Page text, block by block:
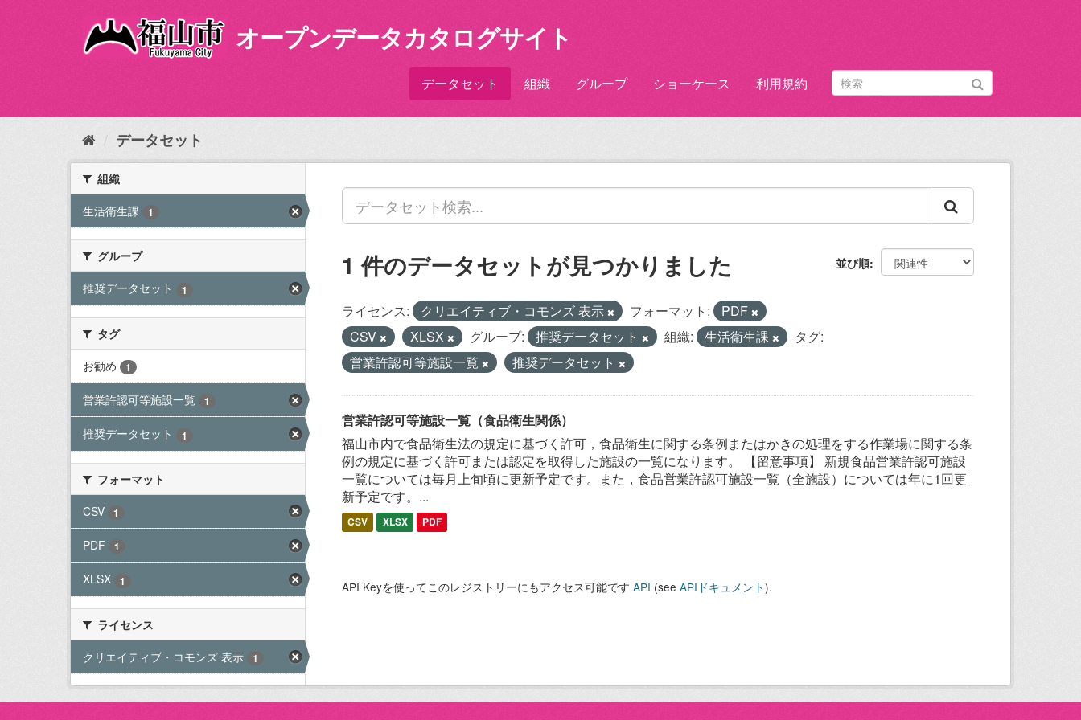
内
オープンデータカタログサイト
データセット 組織 グループ ショーケース 利用規約
データセット
組織
生活衛生課
1
グループ
推奨データセット
1
タグ
お勧め
1
営業許認可等施設一覧 1
推奨データセット 1
フォーマット
CSV
1
PDF 1
XLSX 1
ライセンス
クリエイティブ・コモンズ 表示
1
並び順
1 件のデータセットが見つかりました
ライセンス: クリエイティブ・コモンズ 表示 フォーマット:
PDF
CSV
XLSX グループ: 推奨データセット 組織: 生活衛生課
タグ:
営業許認可等施設一覧
推奨データセット
営業許認可等施設一覧（食品衛生関係）
福山市内で食品衛生法の規定に基づく許可，食品衛生に関する条例またはかきの処理をする作業場に関する条
例の規定に基づく許可または認定を取得した施設の一覧になります。 【留意事項】 新規食品営業許認可施設
一覧については毎月上旬頃に更新予定です。また，食品営業許認可施設一覧（全施設）については年に1回更
新予定です。...
CSV XLSX PDF
API Keyを使ってこのレジストリーにもアクセス可能です API (see APIドキュメント).